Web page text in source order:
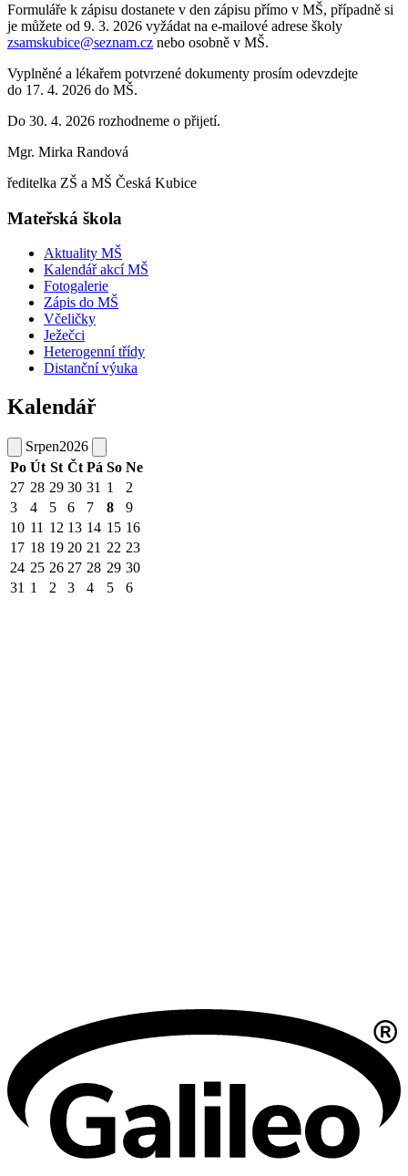
Formuláře k zápisu dostanete v den zápisu přímo v MŠ, případně si
je můžete od 9. 3. 2026 vyžádat na e-mailové adrese školy
zsamskubice@seznam.cz nebo osobně v MŠ.
Vyplněné a lékařem potvrzené dokumenty prosím odevzdejte
do 17. 4. 2026 do MŠ.
Do 30. 4. 2026 rozhodneme o přijetí.
Mgr. Mirka Randová
ředitelka ZŠ a MŠ Česká Kubice
Mateřská škola
Aktuality MŠ
Kalendář akcí MŠ
Fotogalerie
Zápis do MŠ
Včeličky
Ježečci
Heterogenní třídy
Distanční výuka
Kalendář
Srpen2026
Po Út St Čt Pá So Ne
27 28 29 30 31 1
2
3
4 5 6 7 8
9
10 11 12 13 14 15 16
17 18 19 20 21 22 23
24 25 26 27 28 29 30
31 1 2 3 4 5 6